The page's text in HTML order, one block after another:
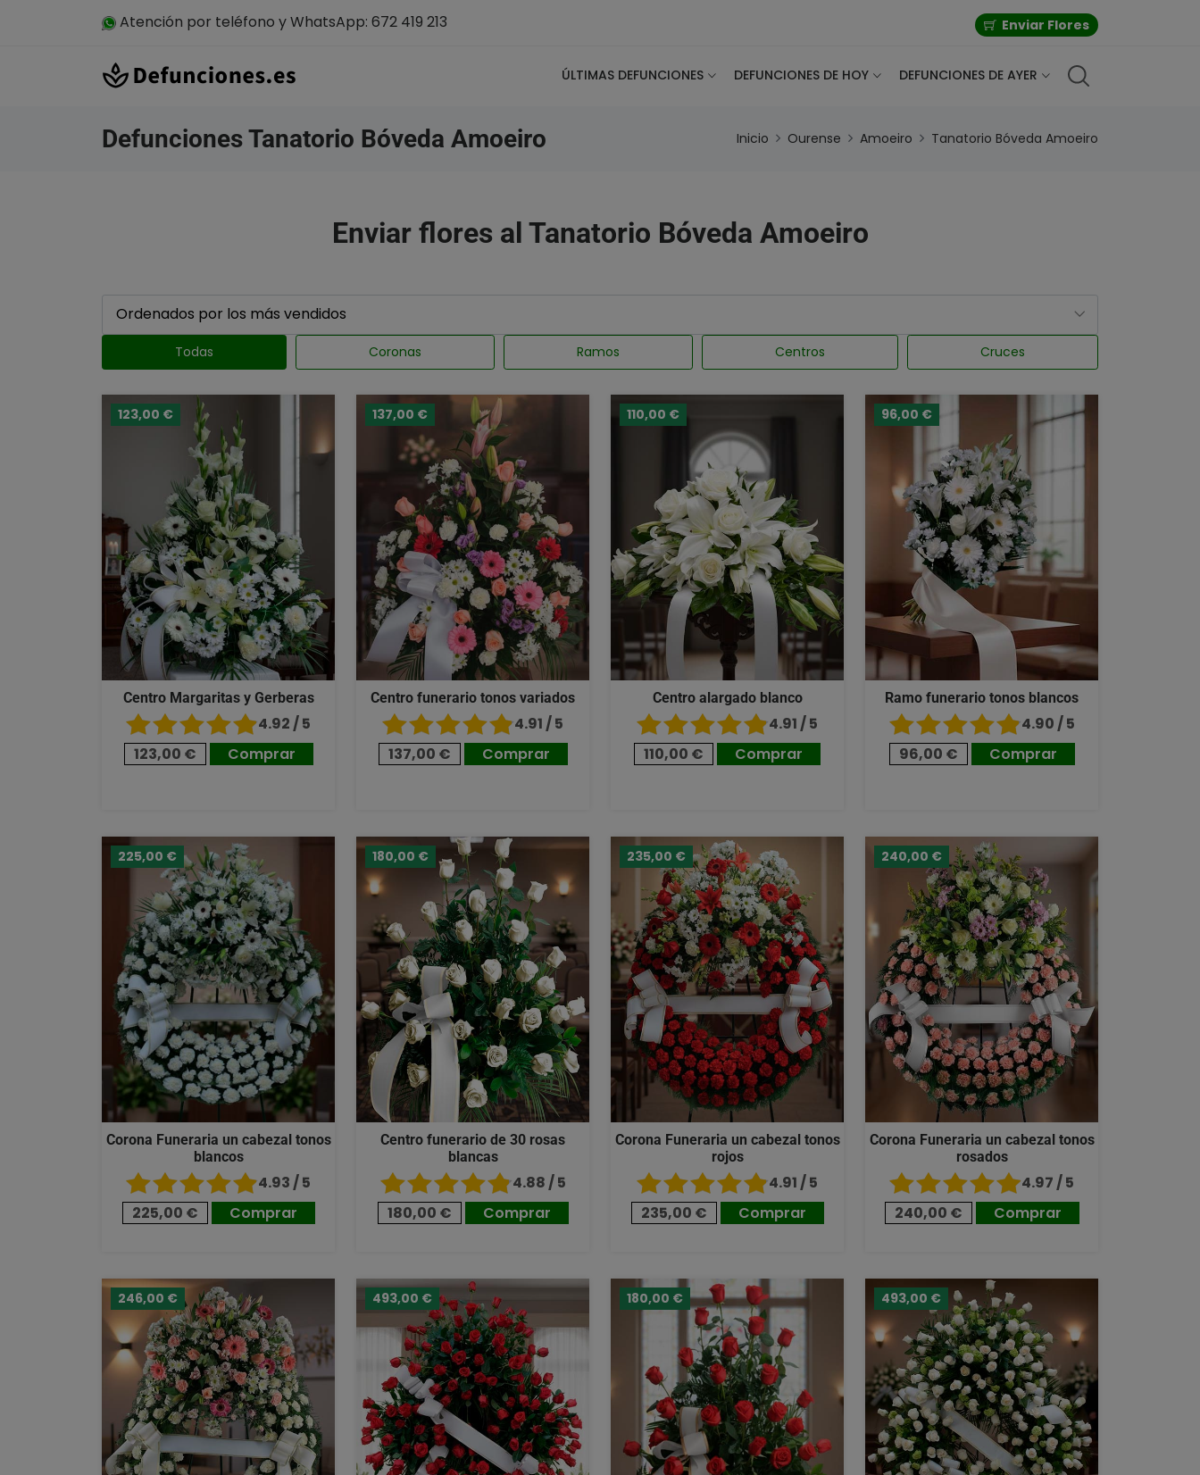
Atención por teléfono y WhatsApp: 672 419 213 Enviar Flores
ÚLTIMAS DEFUNCIONES DEFUNCIONES DE HOY DEFUNCIONES DE AYER
Defunciones Tanatorio Bóveda Amoeiro Inicio Ourense Amoeiro Tanatorio Bóveda Amoeiro
Enviar flores al Tanatorio Bóveda Amoeiro
Todas Coronas Ramos Centros Cruces
123,00 €
Centro Margaritas y Gerberas
4.92 / 5
123,00 €
Comprar
137,00 €
Centro funerario tonos variados
4.91 / 5
137,00 €
Comprar
110,00 €
Centro alargado blanco
4.91 / 5
110,00 €
Comprar
96,00 €
Ramo funerario tonos blancos
4.90 / 5
96,00 €
Comprar
225,00 €
Corona Funeraria un cabezal tonos
blancos
4.93 / 5
225,00 €
Comprar
180,00 €
Centro funerario de 30 rosas
blancas
4.88 / 5
180,00 €
Comprar
235,00 €
Corona Funeraria un cabezal tonos
rojos
4.91 / 5
235,00 €
Comprar
240,00 €
Corona Funeraria un cabezal tonos
rosados
4.97 / 5
240,00 €
Comprar
246,00 € 493,00 € 180,00 € 493,00 €